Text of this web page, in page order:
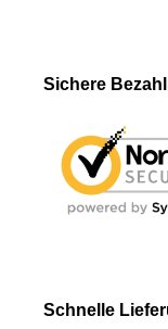
Sichere
Schnelle